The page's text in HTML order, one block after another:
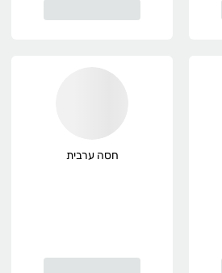
חסה ערבית